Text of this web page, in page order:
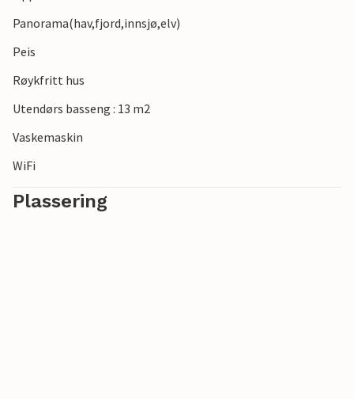
Panorama(hav,fjord,innsjø,elv)
Peis
Røykfritt hus
Utendørs basseng : 13 m2
Vaskemaskin
WiFi
Plassering